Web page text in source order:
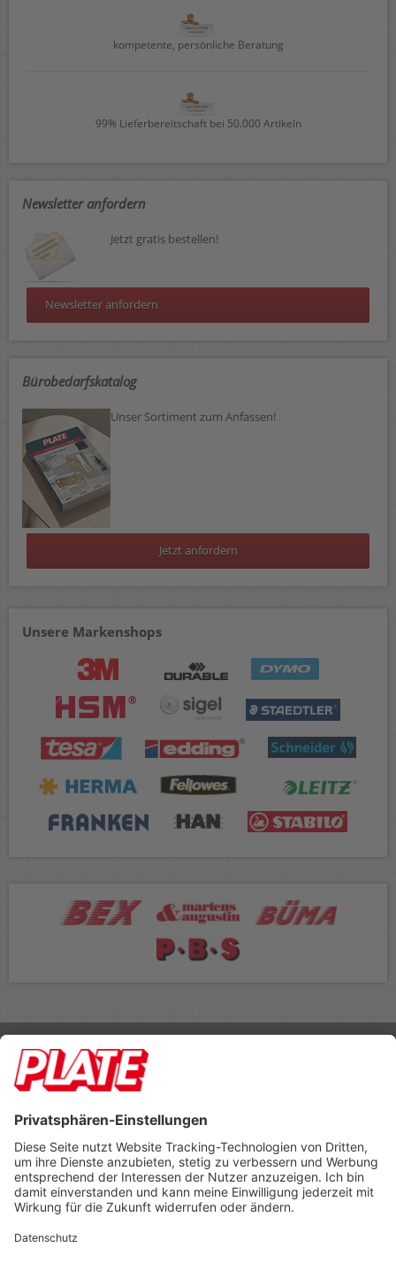
kompetente, persönliche Beratung
99% Lieferbereitschaft bei 50.000 Artikeln
Newsletter anfordern
Jetzt gratis bestellen!
Newsletter anfordern
Bürobedarfskatalog
Unser Sortiment zum Anfassen!
Jetzt anfordern
Unsere Markenshops
Rufen Sie uns an 04298 401-0
Lieferbedingungen Impressum
Footer anzeigen
PLATE Büromaterial Vertriebs GmbH
Hilligenwarf 5